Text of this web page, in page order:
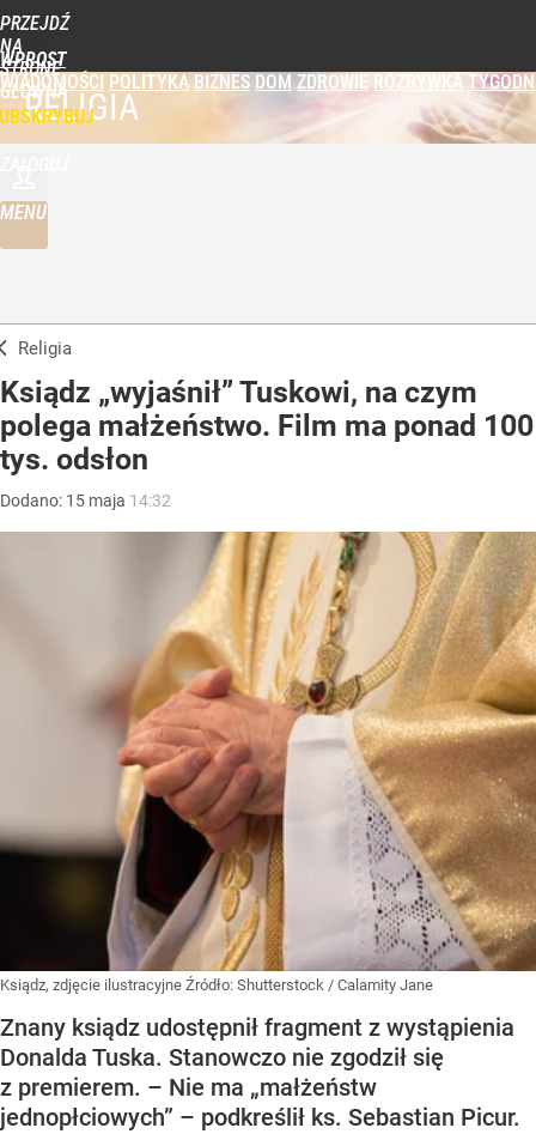
PRZEJDŹ
NA
STRONĘ
GŁÓWNĄ
WPROST
WIADOMOŚCI POLITYKA BIZNES DOM ZDROWIE ROZRYWKA
MENU
RELIGIA
Religia
Ksiądz „wyjaśnił” Tuskowi, na czym
polega małżeństwo. Film ma ponad 100
tys. odsłon
Dodano: 15 maja 14:32
Ksiądz, zdjęcie ilustracyjne Źródło: Shutterstock / Calamity Jane
Znany ksiądz udostępnił fragment z wystąpienia
Donalda Tuska. Stanowczo nie zgodził się
z premierem. – Nie ma „małżeństw
jednopłciowych” – podkreślił ks. Sebastian Picur.